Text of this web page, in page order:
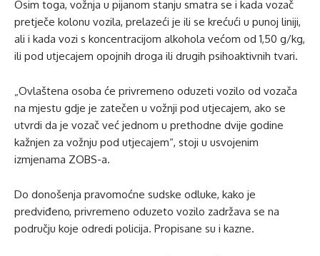
Osim toga, vožnja u pijanom stanju smatra se i kada vozač
pretječe kolonu vozila, prelazeći je ili se krećući u punoj liniji,
ali i kada vozi s koncentracijom alkohola većom od 1,50 g/kg,
ili pod utjecajem opojnih droga ili drugih psihoaktivnih tvari.
„Ovlaštena osoba će privremeno oduzeti vozilo od vozača
na mjestu gdje je zatečen u vožnji pod utjecajem, ako se
utvrdi da je vozač već jednom u prethodne dvije godine
kažnjen za vožnju pod utjecajem“, stoji u usvojenim
izmjenama ZOBS-a.
Do donošenja pravomoćne sudske odluke, kako je
predviđeno, privremeno oduzeto vozilo zadržava se na
području koje odredi policija. Propisane su i kazne.